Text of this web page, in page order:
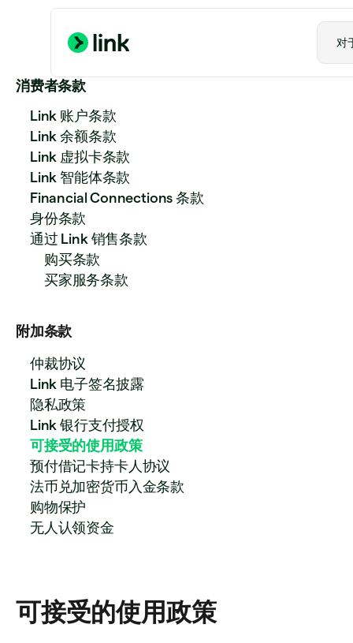
对
消费者条款
Link 账户条款
Link 余额条款
Link 虚拟卡条款
Link 智能体条款
Financial Connections 条款
身份条款
通过 Link 销售条款
购买条款
买家服务条款
附加条款
仲裁协议
Link 电子签名披露
隐私政策
Link 银行支付授权
可接受的使用政策
预付借记卡持卡人协议
法币兑加密货币入金条款
购物保护
无人认领资金
可接受的使用政策